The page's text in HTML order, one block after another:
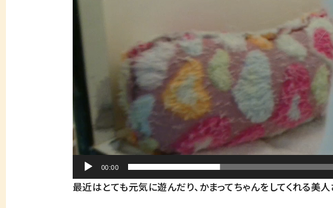
00:00
最近はとても元気に遊んだり、かまってちゃんをしてくれる美人